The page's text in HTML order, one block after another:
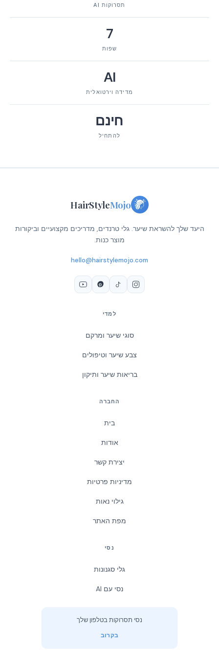
תסרוקות AI
7
שפות
AI
מדידה וירטואלית
חינם
להתחיל
HairStyleMojo
היעד שלך להשראת שיער. גלי טרנדים, מדריכים מקצועיים וביקורות
מוצר כנות.
hello@hairstylemojo.com
למדי
סוגי שיער ומרקם
צבע שיער וטיפולים
בריאות שיער ותיקון
החברה
בית
אודות
יצירת קשר
מדיניות פרטיות
גילוי נאות
מפת האתר
נסי
גלי סגנונות
נסי עם AI
נסי תסרוקות בטלפון שלך
בקרוב